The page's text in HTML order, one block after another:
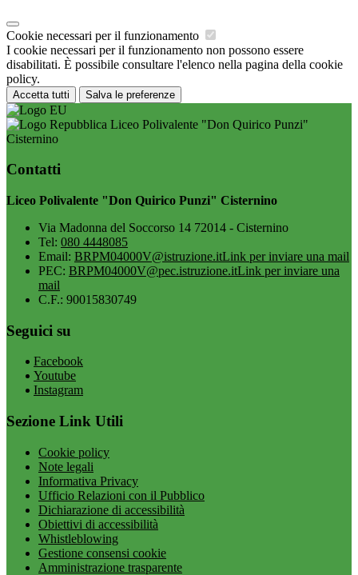
Cookie necessari per il funzionamento
I cookie necessari per il funzionamento non possono essere
disabilitati. È possibile consultare l'elenco nella pagina della cookie
policy.
Accetta tutti Salva le preferenze
Liceo Polivalente "Don Quirico Punzi"
Cisternino
Contatti
Liceo Polivalente "Don Quirico Punzi" Cisternino
Via Madonna del Soccorso 14 72014 - Cisternino
Tel: 080 4448085
Email: BRPM04000V@istruzione.itLink per inviare una mail
PEC: BRPM04000V@pec.istruzione.itLink per inviare una
mail
C.F.: 90015830749
Seguici su
Facebook
Youtube
Instagram
Sezione Link Utili
Cookie policy
Note legali
Informativa Privacy
Ufficio Relazioni con il Pubblico
Dichiarazione di accessibilità
Obiettivi di accessibilità
Whistleblowing
Gestione consensi cookie
Amministrazione trasparente